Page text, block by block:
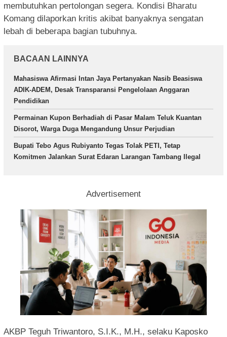
membutuhkan pertolongan segera. Kondisi Bharatu
Komang dilaporkan kritis akibat banyaknya sengatan
lebah di beberapa bagian tubuhnya.
BACAAN LAINNYA
Mahasiswa Afirmasi Intan Jaya Pertanyakan Nasib Beasiswa
ADIK-ADEM, Desak Transparansi Pengelolaan Anggaran
Pendidikan
Permainan Kupon Berhadiah di Pasar Malam Teluk Kuantan
Disorot, Warga Duga Mengandung Unsur Perjudian
Bupati Tebo Agus Rubiyanto Tegas Tolak PETI, Tetap
Komitmen Jalankan Surat Edaran Larangan Tambang Ilegal
Advertisement
AKBP Teguh Triwantoro, S.I.K., M.H., selaku Kaposko